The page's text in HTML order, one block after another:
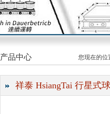
产品中心 您现在的位
祥泰 HsiangTai 行星式